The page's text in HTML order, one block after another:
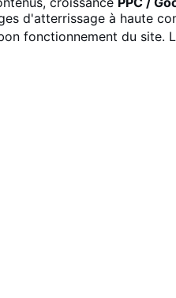
fonctionnement du site.
d'atterrissage à haute